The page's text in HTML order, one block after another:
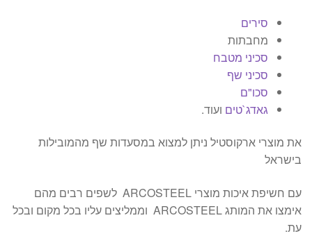
סירים
מחבתות
סכיני מטבח
סכיני שף
סכו"ם
גאדג`טים ועוד.
את מוצרי ארקוסטיל ניתן למצוא במסעדות שף מהמובילות
בישראל
עם חשיפת איכות מוצרי ARCOSTEEL לשפים רבים מהם
אימצו את המותג ARCOSTEEL וממליצים עליו בכל מקום ובכל
עת.